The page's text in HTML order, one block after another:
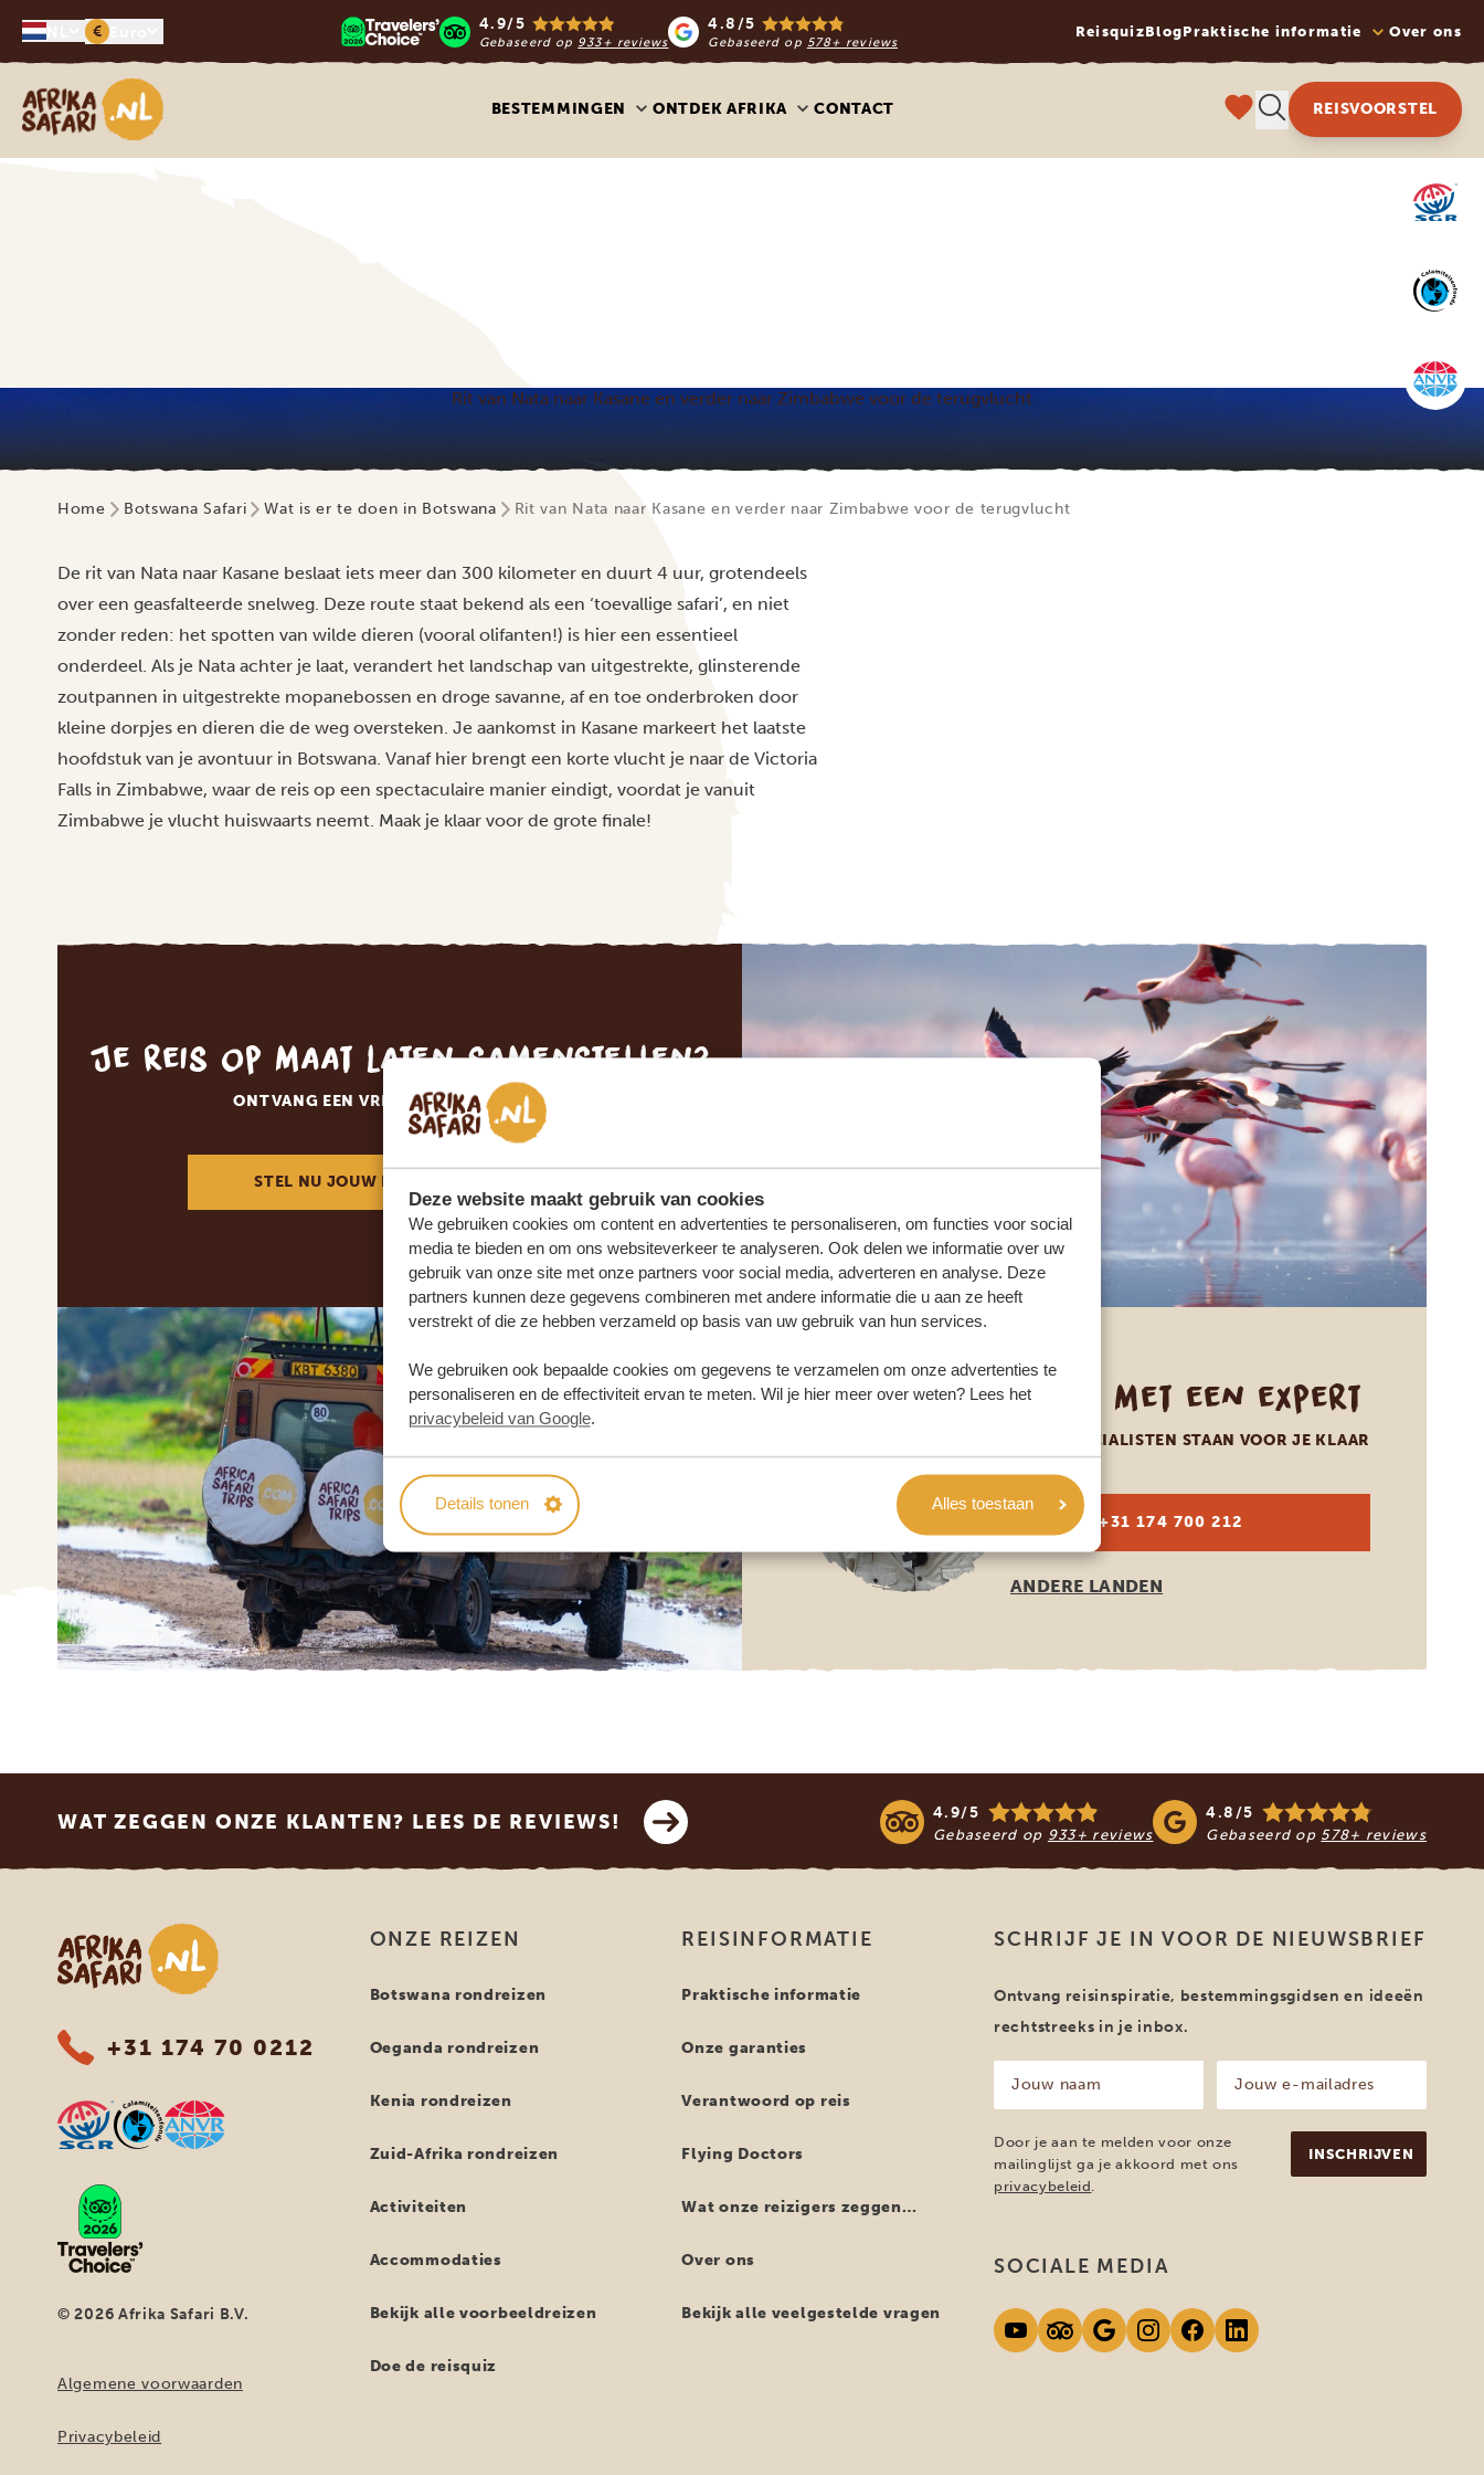
Deze website maakt gebruik van cookies
We gebruiken cookies om content en advertenties te personaliseren, om functies voor social
media te bieden en om ons websiteverkeer te analyseren. Ook delen we informatie over uw
gebruik van onze site met onze partners voor social media, adverteren en analyse. Deze
partners kunnen deze gegevens combineren met andere informatie die u aan ze heeft
verstrekt of die ze hebben verzameld op basis van uw gebruik van hun services.
We gebruiken ook bepaalde cookies om gegevens te verzamelen om onze advertenties te
personaliseren en de effectiviteit ervan te meten. Wil je hier meer over weten? Lees het
privacybeleid van Google.
Details tonen Alles toestaan
€ 4.9/5
Gebaseerd op 933+ reviews
4.8/5
Gebaseerd op 578+ reviews
ReisquizBlogPraktische informatie Over ons
Afrika safari
BESTEMMINGEN ONTDEK AFRIKA CONTACT REISVOORSTEL
Rit van Nata naar Kasane en verder naar Zimbabwe voor de terugvlucht
Home Botswana Safari Wat is er te doen in Botswana Rit van Nata naar Kasane en verder naar Zimbabwe voor de terugvlucht
De rit van Nata naar Kasane beslaat iets meer dan 300 kilometer en duurt 4 uur, grotendeels
over een geasfalteerde snelweg. Deze route staat bekend als een ‘toevallige safari’, en niet
zonder reden: het spotten van wilde dieren (vooral olifanten!) is hier een essentieel
onderdeel. Als je Nata achter je laat, verandert het landschap van uitgestrekte, glinsterende
zoutpannen in uitgestrekte mopanebossen en droge savanne, af en toe onderbroken door
kleine dorpjes en dieren die de weg oversteken. Je aankomst in Kasane markeert het laatste
hoofdstuk van je avontuur in Botswana. Vanaf hier brengt een korte vlucht je naar de Victoria
Falls in Zimbabwe, waar de reis op een spectaculaire manier eindigt, voordat je vanuit
Zimbabwe je vlucht huiswaarts neemt. Maak je klaar voor de grote finale!
Je reis op maat laten samenstellen?
ONTVANG EEN VRIJBLIJVENDE OFFERTE
STEL NU JOUW DROOMREIS SAMEN
Praat met een expert
ONZE SPECIALISTEN STAAN VOOR JE KLAAR
NL: +31 174 700 212
ANDERE LANDEN
WAT ZEGGEN ONZE KLANTEN? LEES DE REVIEWS! 4.9/5
Gebaseerd op 933+ reviews
4.8/5
Gebaseerd op 578+ reviews
Afrika safari
+31 174 70 0212
© 2026 Afrika Safari B.V.
Algemene voorwaarden
Privacybeleid
ONZE REIZEN
Botswana rondreizen
Oeganda rondreizen
Kenia rondreizen
Zuid-Afrika rondreizen
Activiteiten
Accommodaties
Bekijk alle voorbeeldreizen
Doe de reisquiz
REISINFORMATIE
Praktische informatie
Onze garanties
Verantwoord op reis
Flying Doctors
Wat onze reizigers zeggen…
Over ons
Bekijk alle veelgestelde vragen
SCHRIJF JE IN VOOR DE NIEUWSBRIEF
Ontvang reisinspiratie, bestemmingsgidsen en ideeën
rechtstreeks in je inbox.
naam
(Vereist)
mailadres
(Vereist)
Door je aan te melden voor onze
mailinglijst ga je akkoord met ons
privacybeleid.
SOCIALE MEDIA